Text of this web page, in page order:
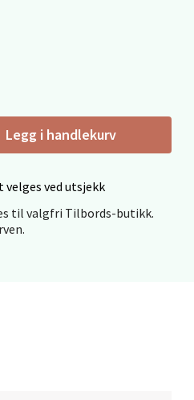
Legg i handlekurv
ved utsjekk
til valgfri Tilbords-butikk.
Senter Mo i Rana